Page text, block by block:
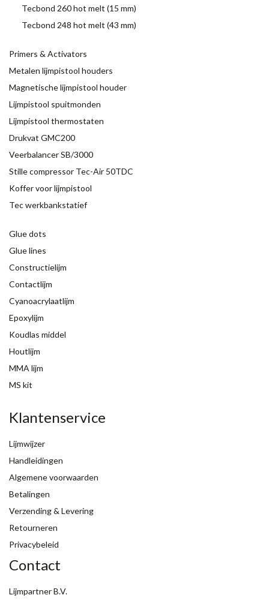
Tecbond 260 hot melt (15 mm)
Tecbond 248 hot melt (43 mm)
Primers & Activators
Metalen lijmpistool houders
Magnetische lijmpistool houder
Lijmpistool spuitmonden
Lijmpistool thermostaten
Drukvat GMC200
Veerbalancer SB/3000
Stille compressor Tec-Air 50TDC
Koffer voor lijmpistool
Tec werkbankstatief
Glue dots
Glue lines
Constructielijm
Contactlijm
Cyanoacrylaatlijm
Epoxylijm
Koudlas middel
Houtlijm
MMA lijm
MS kit
Klantenservice
Lijmwijzer
Handleidingen
Algemene voorwaarden
Betalingen
Verzending & Levering
Retourneren
Privacybeleid
Contact
Lijmpartner B.V.